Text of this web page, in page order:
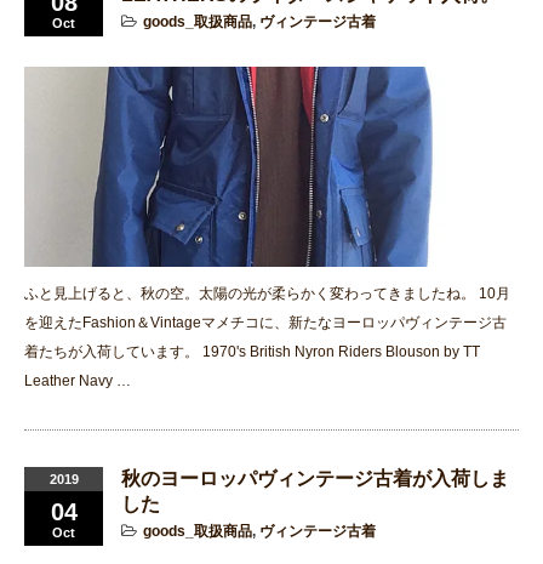
Oct goods_取扱商品, ヴィンテージ古着
ふと見上げると、秋の空。太陽の光が柔らかく変わってきましたね。 10月
を迎えたFashion＆Vintageマメチコに、新たなヨーロッパヴィンテージ古
着たちが入荷しています。 1970's British Nyron Riders Blouson by TT
Leather Navy …
2019
04
Oct
秋のヨーロッパヴィンテージ古着が入荷しま
した
goods_取扱商品, ヴィンテージ古着